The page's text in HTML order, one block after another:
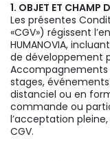
1. OBJET ET CHAMP
Les présentes
«CGV») régissent
HUMANOVIA,
de développement
Accompagnements
stages,
distanciel ou en
commande ou
l’acceptation
CGV.